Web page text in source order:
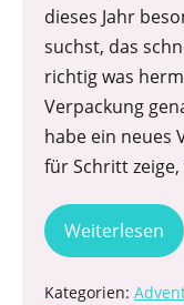
dieses Jahr
suchst, das
richtig was
Verpackung
habe ein neues
für Schritt
Weiterlesen
Kategorien: